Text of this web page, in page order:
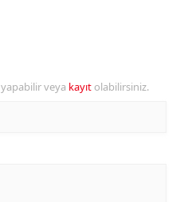
yapabilir veya kayıt olabilirsiniz.